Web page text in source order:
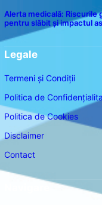
Alerta medicală: Riscurile
pentru slăbit și impactul
Legale
Termeni și Condiții
Politica de
Politica de Cookies
Disclaimer
Contact